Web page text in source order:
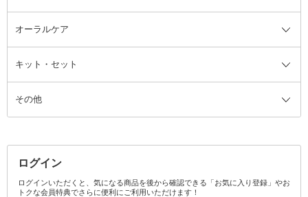
カミソリ
ファンデーション・パウダーケー
ス
ミラー・鏡
ヘッドマッサージブラシ
ルームフレグランス・ディフュー
ザー
アロマキャンドル
消臭剤・芳香剤
ボディケア美容家電
その他美容家電
ウェア全て
レッグウェア
オーラルケア
オーラルケア全て
歯ブラシ
その他オーラルケア
キット・セット
キット・セット全て
ボディケアキット
その他
ログイン
ログインいただくと、気になる商品を後から確認できる「お気に入り登録」やお
トクな会員特典でさらに便利にご利用いただけます！